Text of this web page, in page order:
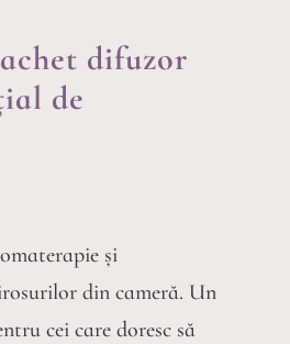
difuzor
de
și
din cameră. Un
cei care doresc să